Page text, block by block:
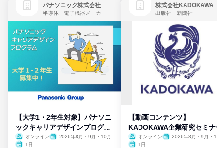
パナソニック株式会社
半導体・電子機器メーカー
【大学1・2年生対象】パナソニ
ックキャリアデザインプログラ
ム
オンライン
2026年8月・9月・10月
1日
株式会社KADOKAWA
出版社・新聞社
【動画コンテンツ】
KADOKAWA企業研究セミナ
オンライン
2026年8月・9月・
1日